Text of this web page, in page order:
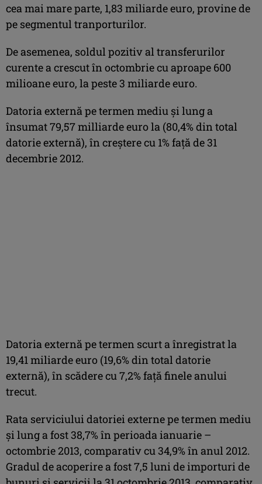
cea mai mare parte, 1,83 miliarde euro, provine de
pe segmentul tranporturilor.
De asemenea, soldul pozitiv al transferurilor
curente a crescut în octombrie cu aproape 600
milioane euro, la peste 3 miliarde euro.
Datoria externă pe termen mediu şi lung a
însumat 79,57 milliarde euro la (80,4% din total
datorie externă), în creştere cu 1% faţă de 31
decembrie 2012.
Datoria externă pe termen scurt a înregistrat la
19,41 miliarde euro (19,6% din total datorie
externă), în scădere cu 7,2% faţă finele anului
trecut.
Rata serviciului datoriei externe pe termen mediu
şi lung a fost 38,7% în perioada ianuarie –
octombrie 2013, comparativ cu 34,9% în anul 2012.
Gradul de acoperire a fost 7,5 luni de importuri de